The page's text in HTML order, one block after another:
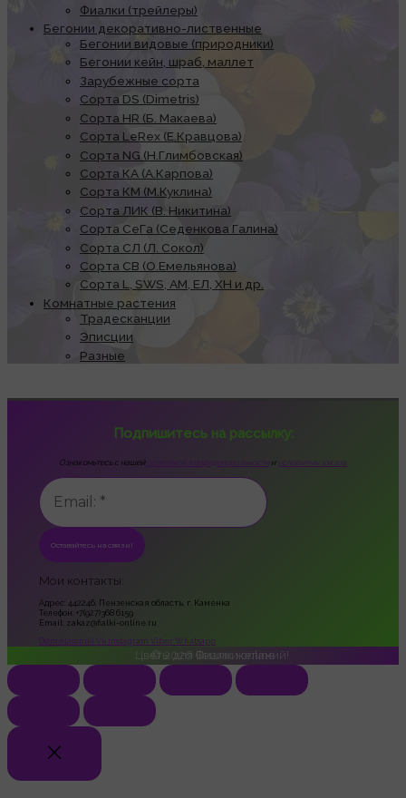
Фиалки (трейлеры)
Бегонии декоративно-лиственные
Бегонии видовые (природники)
Бегонии кейн, шраб, маллет
Зарубежные сорта
Сорта DS (Dimetris)
Сорта HR (Б. Макаева)
Сорта LeRex (Е.Кравцова)
Сорта NG (Н.Глимбовская)
Сорта КА (А.Карпова)
Сорта КМ (М.Куклина)
Сорта ЛИК (В. Никитина)
Сорта СеГа (Седенкова Галина)
Сорта СЛ (Л. Сокол)
Сорта СВ (О.Емельянова)
Сорта L, SWS, АМ, ЕЛ, ХН и др.
Комнатные растения
Традесканции
Эписции
Разные
Подпишитесь на рассылку:
Ознакомьтесь с нашей и условиями заказа.
Мои контакты:
Адрес: 442246, Пензенская область, г. Каменка
Телефон: +7(927)368 6159
Email: zakaz@fialki-online.ru
Odnoklassniki
Vk Instagram Viber Whatsapp
Цветы для Ваших желаний!
© 2026 Фиалки online